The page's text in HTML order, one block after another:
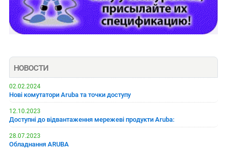
НОВОСТИ
02.02.2024
Нові комутатори Aruba та точки доступу
12.10.2023
Доступні до відвантаження мережеві продукти Aruba:
28.07.2023
Обладнання ARUBA